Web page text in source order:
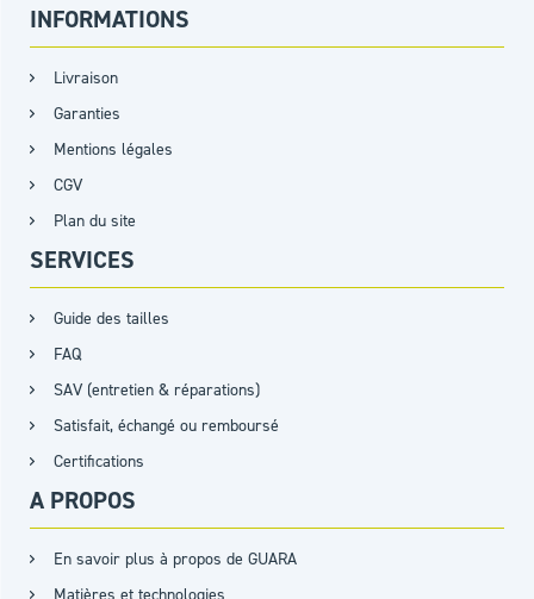
INFORMATIONS
Livraison
Garanties
Mentions légales
CGV
Plan du site
SERVICES
Guide des tailles
FAQ
SAV (entretien & réparations)
Satisfait, échangé ou remboursé
Certifications
A PROPOS
En savoir plus à propos de GUARA